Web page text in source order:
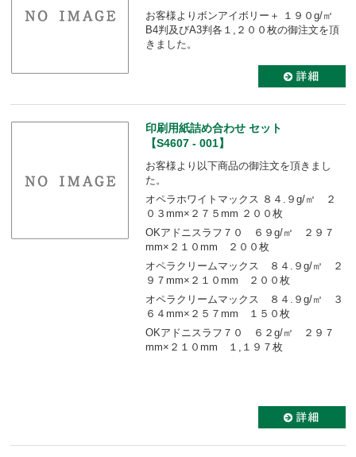
お客様よりボンアイボリー＋ １９０g/㎡
B4判及びA3判各１,２００枚の御注文を頂
きました。
印刷用紙詰め合わせ セット
【S4607 - 001】
お客様より以下商品の御注文を頂きまし
た。
オペラホワイトマックス ８４.９g/㎡ ２
０３mm×２７５mm ２００枚
OKアドニスラフ７０ ６９g/㎡ ２９７
mm×２１０mm ２００枚
オペラクリームマックス ８４.９g/㎡ ２
９７mm×２１０mm ２００枚
オペラクリームマックス ８４.９g/㎡ ３
６４mm×２５７mm １５０枚
OKアドニスラフ７０ ６２g/㎡ ２９７
mm×２１０mm １,１９７枚